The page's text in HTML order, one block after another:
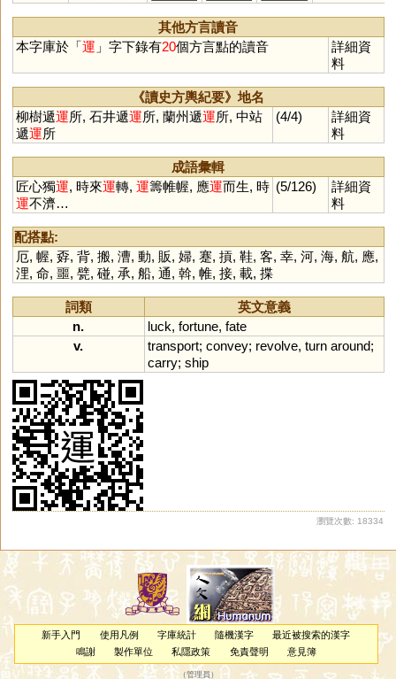
其他方言讀音
本字庫於「運 」字下錄有20個方言點的讀音
詳細資
料
《讀史方輿紀要》地名
柳樹遞運所, 石井遞運所, 蘭州遞運所, 中站
遞運所
(4/4)
詳細資
料
成語彙輯
匠心獨運, 時來運轉, 運籌帷幄, 應運而生, 時
運不濟…
(5/126)
詳細資
料
配搭點:
厄, 幄, 孬, 背, 搬, 漕, 動, 販, 婦, 蹇, 摃, 鞋, 客, 幸, 河, 海, 航, 應,
浬, 命, 噩, 甓, 碰, 承, 船, 通, 斡, 帷, 接, 載, 揲
詞類
英文意義
n.
luck, fortune, fate
v.
transport; convey; revolve, turn around;
carry; ship
瀏覽次數: 18334
新手入門 使用凡例 字庫統計 隨機漢字
最近被搜索的漢字
鳴謝
製作單位 私隱政策 免責聲明 意見簿
（管理員 ）